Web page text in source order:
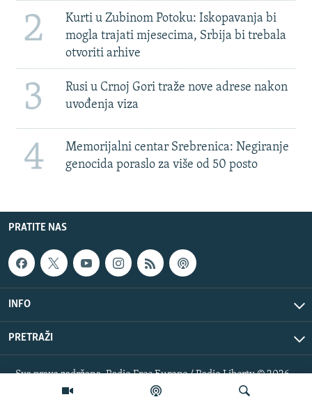
2
Kurti u Zubinom Potoku: Iskopavanja bi
mogla trajati mjesecima, Srbija bi trebala
otvoriti arhive
3
Rusi u Crnoj Gori traže nove adrese nakon
uvođenja viza
4
Memorijalni centar Srebrenica: Negiranje
genocida poraslo za više od 50 posto
PRATITE NAS
INFO
PRETRAŽI
Sva prava zadržana. Radio Free Europe / Radio Liberty © 2026
RFE/RL, Inc.